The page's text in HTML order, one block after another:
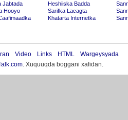
Jabtada
Hooyo
Heshiiska Badda
Sarifka Lacagta
Khatarta Internetka
Video Links HTML
Wargeysyada
. Xuquuqda boggani xafidan.